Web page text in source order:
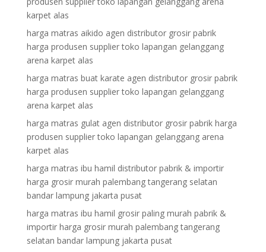
karpet alas
harga matras aikido agen distributor grosir pabrik
harga produsen supplier toko lapangan gelanggang
arena karpet alas
harga matras buat karate agen distributor grosir pabrik
harga produsen supplier toko lapangan gelanggang
arena karpet alas
harga matras gulat agen distributor grosir pabrik harga
produsen supplier toko lapangan gelanggang arena
karpet alas
harga matras ibu hamil distributor pabrik & importir
harga grosir murah palembang tangerang selatan
bandar lampung jakarta pusat
harga matras ibu hamil grosir paling murah pabrik &
importir harga grosir murah palembang tangerang
selatan bandar lampung jakarta pusat